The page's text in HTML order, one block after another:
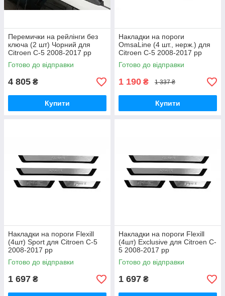
Перемички на рейлінги без
ключа (2 шт) Чорний для
Citroen C-5 2008-2017 рр
Готово до відправки
4 805 ₴
Купити
Накладки на пороги
OmsaLine (4 шт., нерж.) для
Citroen C-5 2008-2017 рр
Готово до відправки
1 190 ₴ 1 337 ₴
Купити
Накладки на пороги Flexill
(4шт) Sport для Citroen C-5
2008-2017 рр
Готово до відправки
1 697 ₴
Накладки на пороги Flexill
(4шт) Exclusive для Citroen C-
5 2008-2017 рр
Готово до відправки
1 697 ₴